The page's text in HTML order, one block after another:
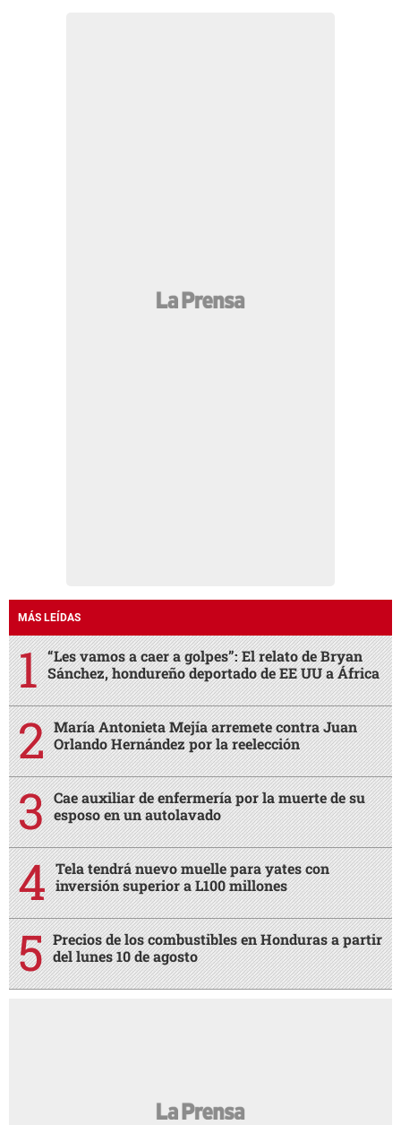
MÁS LEÍDAS
“Les vamos a caer a golpes”: El relato de Bryan
Sánchez, hondureño deportado de EE UU a África
María Antonieta Mejía arremete contra Juan
Orlando Hernández por la reelección
Cae auxiliar de enfermería por la muerte de su
esposo en un autolavado
Tela tendrá nuevo muelle para yates con
inversión superior a L100 millones
Precios de los combustibles en Honduras a partir
del lunes 10 de agosto